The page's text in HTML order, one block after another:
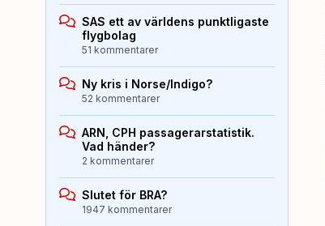
SAS ett av världens punktligaste
flygbolag
51 kommentarer
Ny kris i Norse/Indigo?
52 kommentarer
ARN, CPH passagerarstatistik.
Vad händer?
2 kommentarer
Slutet för BRA?
1947 kommentarer